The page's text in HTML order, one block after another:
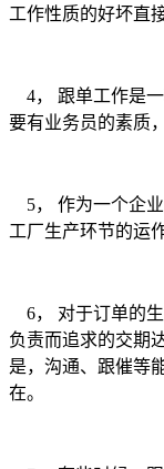
工作性质的好坏直
4， 跟单工作是一
要有业务员的素质
5， 作为一个企
工厂生产环节的运
6， 对于订单的
负责而追求的交期
是，沟通、跟催等
在。